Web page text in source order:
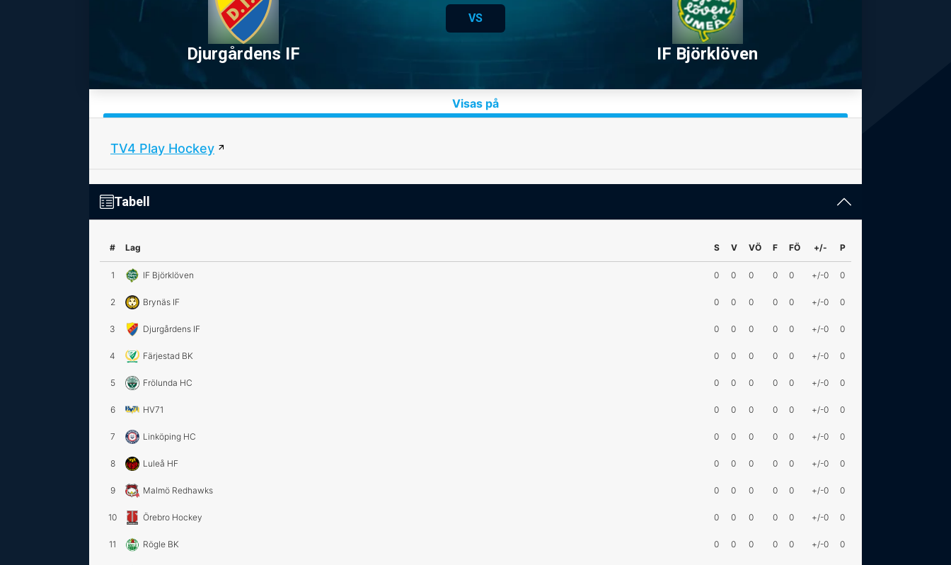
Djurgårdens IF
VS
IF Björklöven
Visas på
TV4 Play Hockey
Tabell
# Lag S V VÖ F FÖ +/- P
1 IF Björklöven 0 0 0 0 0 +/-0 0
2 Brynäs IF 0 0 0 0 0 +/-0 0
3 Djurgårdens IF 0 0 0 0 0 +/-0 0
4 Färjestad BK 0 0 0 0 0 +/-0 0
5 Frölunda HC 0 0 0 0 0 +/-0 0
6 HV71 0 0 0 0 0 +/-0 0
7 Linköping HC 0 0 0 0 0 +/-0 0
8 Luleå HF 0 0 0 0 0 +/-0 0
9 Malmö Redhawks 0 0 0 0 0 +/-0 0
10 Örebro Hockey 0 0 0 0 0 +/-0 0
11 Rögle BK 0 0 0 0 0 +/-0 0